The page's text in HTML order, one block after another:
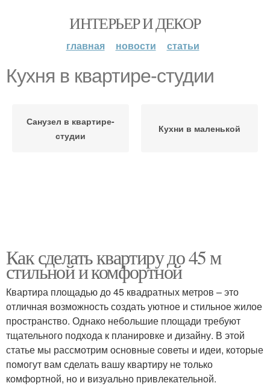
ИНТЕРЬЕР И ДЕКОР
главная новости статьи
Кухня в квартире-студии
Санузел в квартире-
студии
Кухни в маленькой
Как сделать квартиру до 45 м
стильной и комфортной
Квартира площадью до 45 квадратных метров – это
отличная возможность создать уютное и стильное жилое
пространство. Однако небольшие площади требуют
тщательного подхода к планировке и дизайну. В этой
статье мы рассмотрим основные советы и идеи, которые
помогут вам сделать вашу квартиру не только
комфортной, но и визуально привлекательной.